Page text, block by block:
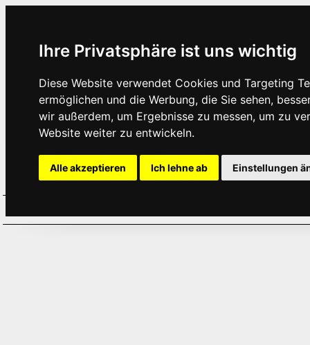
Ihre Privatsphäre ist uns wichtig
Diese Website verwendet Cookies und Targeting
ermöglichen und die Werbung, die Sie sehen,
wir außerdem, um Ergebnisse zu messen, um zu
Website weiter zu entwickeln.
Alle akzeptieren Ich lehne ab Einstellungen